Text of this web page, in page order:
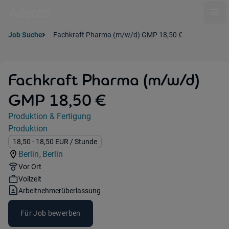
Job Suche Fachkraft Pharma (m/w/d) GMP 18,50 €
Fachkraft Pharma (m/w/d)
GMP 18,50 €
Jobdetails
Kategorie:
Produktion & Fertigung
Industry:
Produktion
Gehalt:
18,50 - 18,50 EUR / Stunde
Standorte:
Berlin,
Region:
Berlin
Remote Option:
Vor Ort
Workhours:
Vollzeit
Vertragsart:
Arbeitnehmerüberlassung
Für Job bewerben